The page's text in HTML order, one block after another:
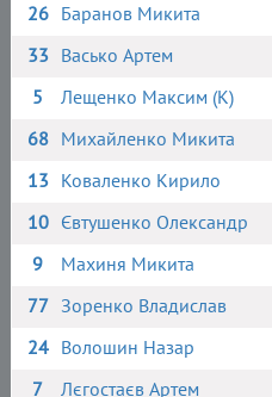
26 Баранов Микита
33 Васько Артем
5
Лещенко Максим (К)
68 Михайленко Микита
13 Коваленко Кирило
10 Євтушенко Олександр
9
Махиня Микита
77 Зоренко Владислав
24 Волошин Назар
7
Лєгостаєв Артем